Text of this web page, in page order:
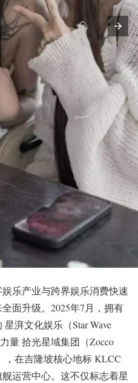
娱乐产业与跨界娱乐消费快速
面升级。2025年7月，拥有
湃文化娱乐（Star Wave
量 拾光星域集团（Zocco
，在吉隆坡核心地标 KLCC
运营中心。这不仅标志着星